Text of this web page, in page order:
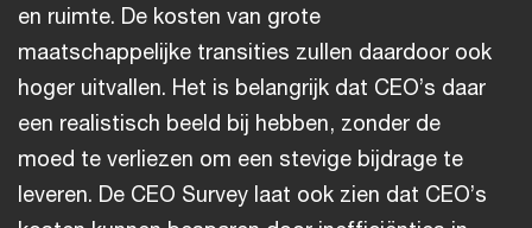
en ruimte. De kosten van grote
maatschappelijke transities zullen daardoor ook
hoger uitvallen. Het is belangrijk dat CEO’s daar
een realistisch beeld bij hebben, zonder de
moed te verliezen om een stevige bijdrage te
leveren. De CEO Survey laat ook zien dat CEO’s